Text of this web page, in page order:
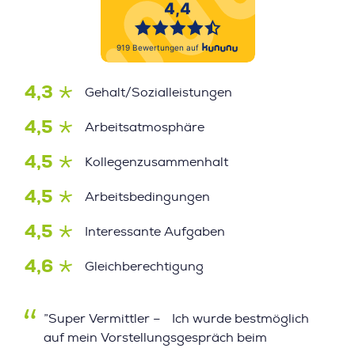
4,3 Gehalt/Sozialleistungen
4,5 Arbeitsatmosphäre
4,5 Kollegenzusammenhalt
4,5 Arbeitsbedingungen
4,5 Interessante Aufgaben
4,6 Gleichberechtigung
”Super Vermittler – Ich wurde bestmöglich
auf mein Vorstellungsgespräch beim